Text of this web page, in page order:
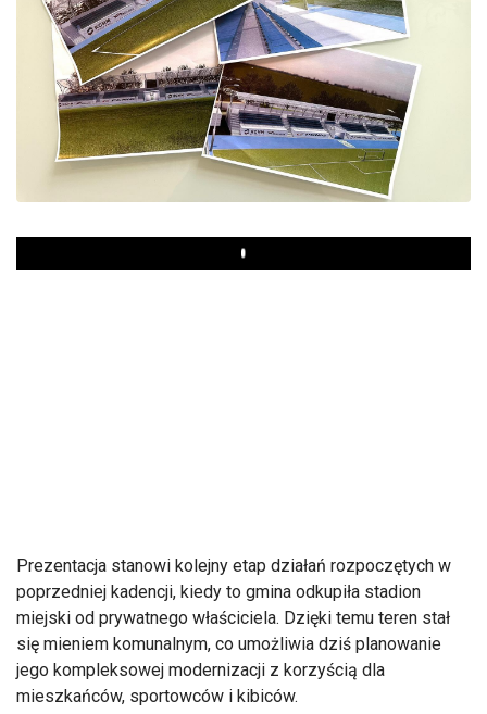
Play
Prezentacja stanowi kolejny etap działań rozpoczętych w
poprzedniej kadencji, kiedy to gmina odkupiła stadion
miejski od prywatnego właściciela. Dzięki temu teren stał
się mieniem komunalnym, co umożliwia dziś planowanie
jego kompleksowej modernizacji z korzyścią dla
mieszkańców, sportowców i kibiców.